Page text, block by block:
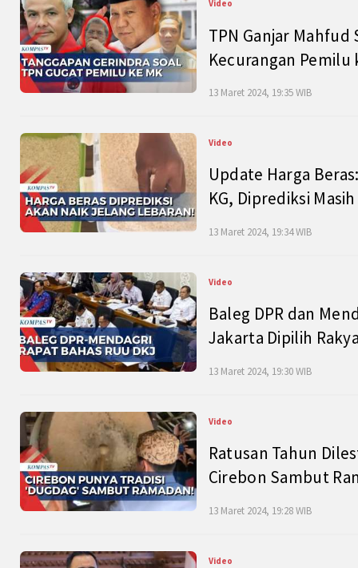
Video
TPN Ganjar Mahfud
Kecurangan Pemilu
13 Maret 2024, 19:35 WIB
Video
Update Harga
KG, Diprediksi
13 Maret 2024, 19:34 WIB
Video
Baleg DPR dan
Jakarta Dipilih
13 Maret 2024, 19:30 WIB
Video
Ratusan Tahun
Cirebon Sambut
13 Maret 2024, 19:28 WIB
Video